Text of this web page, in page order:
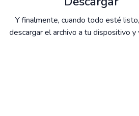
Y finalmente, cuando todo esté
descargar el archivo a tu dispositivo y